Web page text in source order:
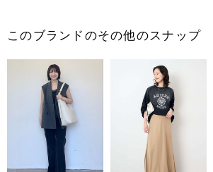
このブランドのその他のスナップ